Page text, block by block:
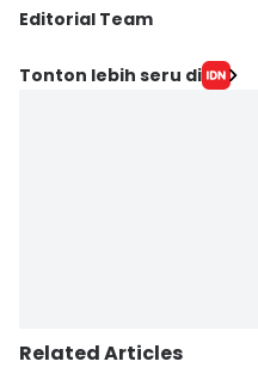
Editorial Team
Editor
Tonton lebih seru di
Related Articles